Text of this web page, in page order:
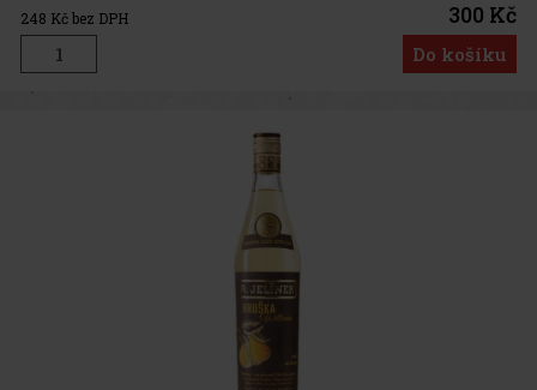
laděný nápoj.
248 Kč bez DPH 300 Kč
Do košíku